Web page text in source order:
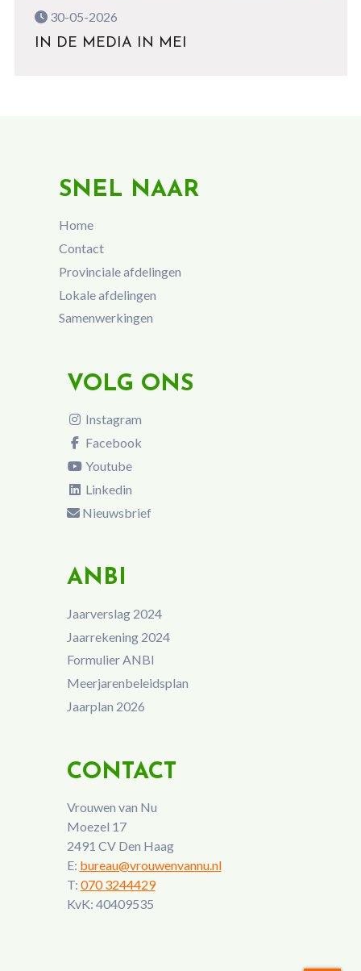
30-05-2026
IN DE MEDIA IN MEI
SNEL NAAR
Home
Contact
Provinciale afdelingen
Lokale afdelingen
Samenwerkingen
VOLG ONS
Instagram
Facebook
Youtube
Linkedin
Nieuwsbrief
ANBI
Jaarverslag 2024
Jaarrekening 2024
Formulier ANBI
Meerjarenbeleidsplan
Jaarplan 2026
CONTACT
Vrouwen van Nu
Moezel 17
2491 CV Den Haag
E: bureau@vrouwenvannu.nl
T: 070 3244429
KvK: 40409535